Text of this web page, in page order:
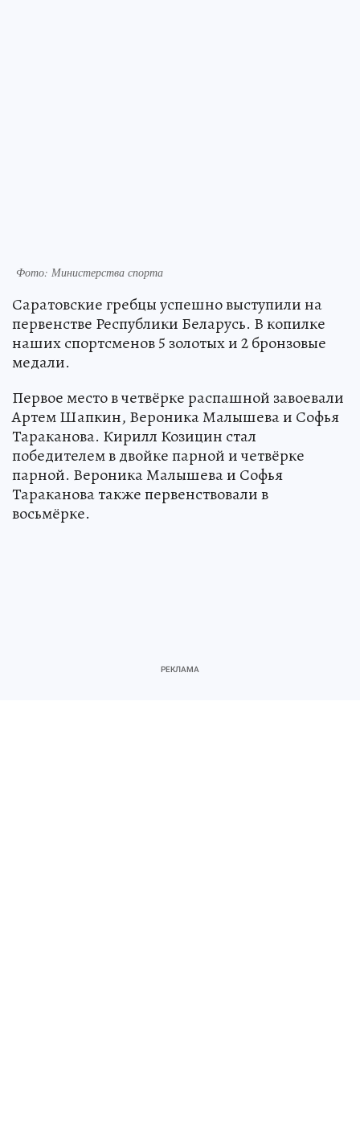
Фото: Министерства спорта
Саратовские гребцы успешно выступили на
первенстве Республики Беларусь. В копилке
наших спортсменов 5 золотых и 2 бронзовые
медали.
Первое место в четвёрке распашной завоевали
Артем Шапкин, Вероника Малышева и Софья
Тараканова. Кирилл Козицин стал
победителем в двойке парной и четвёрке
парной. Вероника Малышева и Софья
Тараканова также первенствовали в
восьмёрке.